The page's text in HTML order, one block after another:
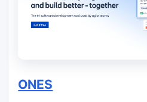
ONES